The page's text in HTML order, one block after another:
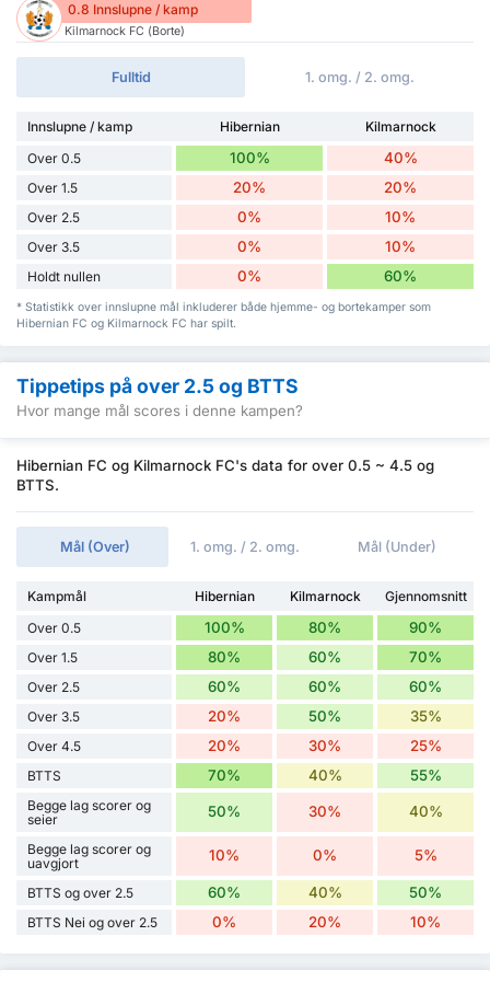
0.8 Innslupne / kamp
Kilmarnock FC (Borte)
Fulltid 1. omg. / 2. omg.
Innslupne / kamp Hibernian
Kilmarnock
Over 0.5
100% 40%
Over 1.5 20% 20%
Over 2.5 0% 10%
Over 3.5 0% 10%
Holdt nullen 0% 60%
* Statistikk over innslupne mål inkluderer både hjemme- og bortekamper som
Hibernian FC og Kilmarnock FC har spilt.
Tippetips på over 2.5 og BTTS
Hvor mange mål scores i denne kampen?
Hibernian FC og Kilmarnock FC's data for over 0.5 ~ 4.5 og
BTTS.
Mål (Over) 1. omg. / 2. omg. Mål (Under)
Kampmål Hibernian Kilmarnock
Gjennomsnitt
Over 0.5
100% 80% 90%
Over 1.5 80% 60% 70%
Over 2.5 60% 60% 60%
Over 3.5 20% 50% 35%
Over 4.5 20% 30% 25%
BTTS 70% 40% 55%
Begge lag scorer og
seier
50% 30% 40%
Begge lag scorer og
uavgjort
10% 0% 5%
BTTS og over 2.5 60% 40% 50%
BTTS Nei og over 2.5 0% 20% 10%